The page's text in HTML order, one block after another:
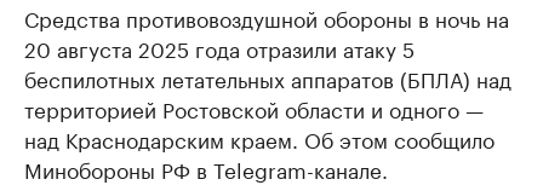
Средства противовоздушной обороны в ночь на
20 августа 2025 года отразили атаку 5
беспилотных летательных аппаратов (БПЛА) над
территорией Ростовской области и одного —
над Краснодарским краем. Об этом сообщило
Минобороны РФ в Telegram-канале.